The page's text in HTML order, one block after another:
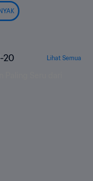
20 Lihat Semua